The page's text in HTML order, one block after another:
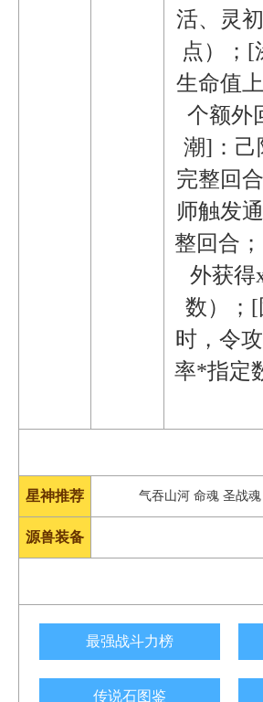
活、灵
点）；[
生命值
个额外
潮]：己
完整回
师触发
整回合
外获得
数）；
时，令
率*指定
星神推荐 气吞山河 命魂 圣战
源兽装备
最强战斗力榜
传说石图鉴